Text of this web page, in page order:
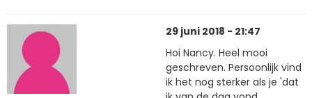
29 juni 2018 - 21:47
Hoi Nancy. Heel mooi
geschreven. Persoonlijk vind
ik het nog sterker als je 'dat